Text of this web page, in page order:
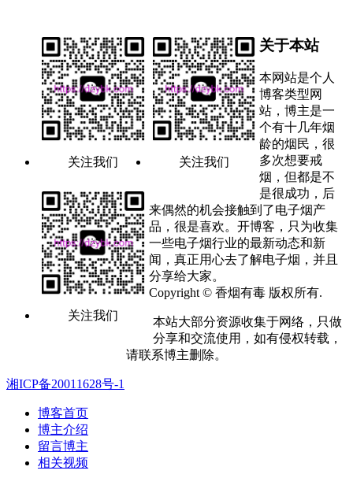
关注我们 关注我们
关注我们
关于本站
本网站是个人
博客类型网
站，博主是一
个有十几年烟
龄的烟民，很
多次想要戒
烟，但都是不
是很成功，后
来偶然的机会接触到了电子烟产
品，很是喜欢。开博客，只为收集
一些电子烟行业的最新动态和新
闻，真正用心去了解电子烟，并且
分享给大家。
Copyright © 香烟有毒 版权所有.
本站大部分资源收集于网络，只做
分享和交流使用，如有侵权转载，
请联系博主删除。
湘ICP备20011628号-1
博客首页
博主介绍
留言博主
相关视频